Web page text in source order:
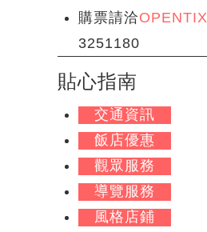
購票請洽OPENTIX
3251180
貼心指南
交通資訊
飯店優惠
觀眾服務
導覽服務
風格店鋪